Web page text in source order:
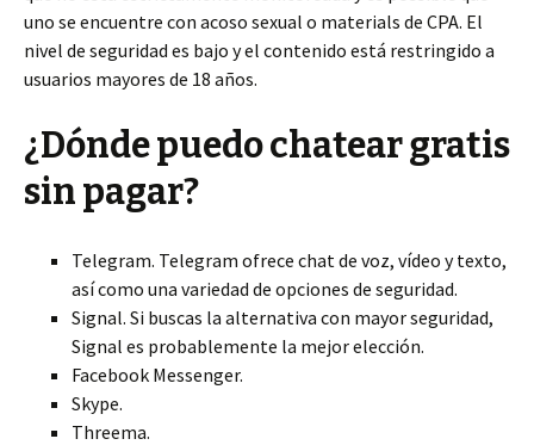
uno se encuentre con acoso sexual o materials de CPA. El
nivel de seguridad es bajo y el contenido está restringido a
usuarios mayores de 18 años.
¿Dónde puedo chatear gratis
sin pagar?
Telegram. Telegram ofrece chat de voz, vídeo y texto,
así como una variedad de opciones de seguridad.
Signal. Si buscas la alternativa con mayor seguridad,
Signal es probablemente la mejor elección.
Facebook Messenger.
Skype.
Threema.